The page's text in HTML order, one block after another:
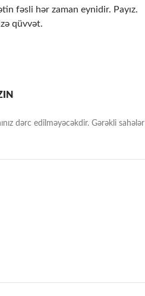
fəsli hər zaman eynidir. Payız.
qüvvət.
dərc edilməyəcəkdir. Gərəkli sahələr